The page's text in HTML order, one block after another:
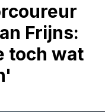
Frijns:
toch wat